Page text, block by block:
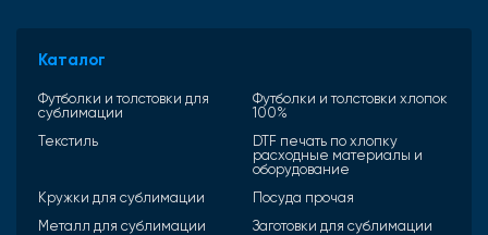
Каталог
Футболки и толстовки для
сублимации
Футболки и толстовки хлопок
100%
Текстиль
DTF печать по хлопку
расходные материалы и
оборудование
Кружки для сублимации
Посуда прочая
Металл для сублимации
Заготовки для сублимации